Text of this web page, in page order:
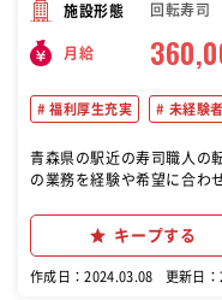
施設形態 回転寿司
月給
福利厚生充実 未経験
青森県の駅近の寿司職人の転職おす
の業務を経験や希望に合わ
キープする
作成日：2024.03.08 更新日